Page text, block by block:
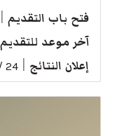
فتح باب التقديم
آخر موعد للتقديم
إعلان النتائج 24 / 8 / 2026